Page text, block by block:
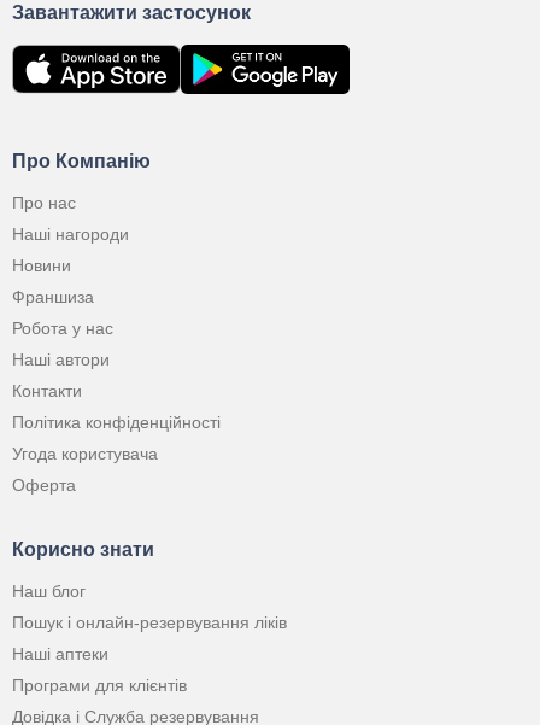
Про Компанію
Про нас
Наші нагороди
Новини
Франшиза
Робота у нас
Наші автори
Контакти
Політика конфіденційності
Угода користувача
Оферта
Корисно знати
Наш блог
Пошук і онлайн-резервування ліків
Наші аптеки
Програми для клієнтів
Довідка і Служба резервування
Завантажити застосунок